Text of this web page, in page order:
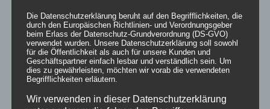
Die Datenschutzerklärung beruht auf den Begrifflichkeiten, die
durch den Europäischen Richtlinien- und Verordnungsgeber
beim Erlass der Datenschutz-Grundverordnung (DS-GVO)
verwendet wurden. Unsere Datenschutzerklärung soll sowohl
für die Öffentlichkeit als auch für unsere Kunden und
Geschäftspartner einfach lesbar und verständlich sein. Um
dies zu gewährleisten, möchten wir vorab die verwendeten
Begrifflichkeiten erläutern.
Wir verwenden in dieser Datenschutzerklärung